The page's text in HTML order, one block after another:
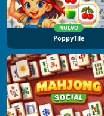
NUEVO
PoppyTile